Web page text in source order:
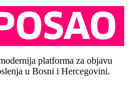
platforma za objavu
u Bosni i Hercegovini.